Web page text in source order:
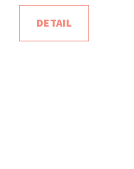
DETAIL